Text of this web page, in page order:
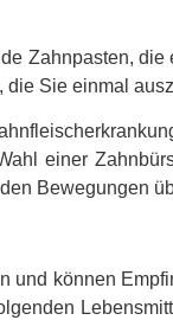
Zahnpasten,
Sie einmal
einer
Bewegungen
können